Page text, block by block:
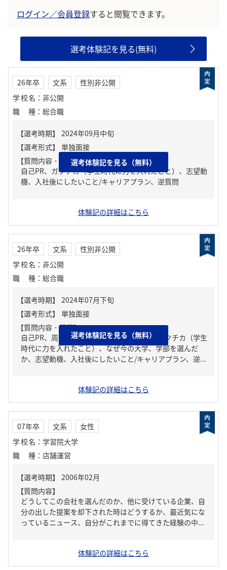
ログイン／会員登録すると閲覧できます。
選考体験記を見る(無料)
26年卒 文系
性別非公開
学校名 ： 非公開
職種 ： 総合職
【質問内容・課題】
自己PR、ガクチカ（学生時代に力を入れたこと）、志望動
機、入社後にしたいこと/キャリアプラン、逆質問
選考体験記を見る（無料）
体験記の詳細はこちら
26年卒 文系
性別非公開
学校名 ： 非公開
職種 ： 総合職
【質問内容・課題】
自己PR、周りからどんな人といわれる？、ガクチカ（学生
時代に力を入れたこと）、なぜ今の大学、学部を選んだ
か、志望動機、入社後にしたいこと/キャリアプラン、逆...
選考体験記を見る（無料）
体験記の詳細はこちら
07年卒 文系
女性
学校名 ： 学習院大学
職種 ： 店舗運営
【質問内容】
どうしてこの会社を選んだのか、他に受けている企業、自
分の出した提案を却下された時はどうするか、最近気にな
っているニュース、自分がこれまでに得てきた経験の中...
体験記の詳細はこちら